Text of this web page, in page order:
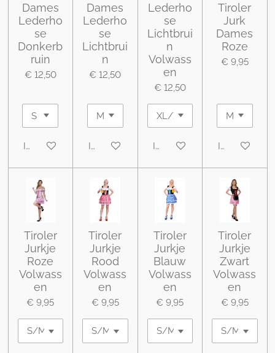
Dames
Lederho
se
Donkerb
ruin
€ 12,50
In winkelwagen
Dames
Lederho
se
Lichtbrui
n
€ 12,50
In winkelwagen
Lederho
se
Lichtbrui
n
Volwass
en
€ 12,50
In winkelwagen
Tiroler
Jurk
Dames
Roze
€ 9,95
In
Tiroler
Jurkje
Roze
Volwass
en
€ 9,95
Tiroler
Jurkje
Rood
Volwass
en
€ 9,95
Tiroler
Jurkje
Blauw
Volwass
en
€ 9,95
Tiroler
Jurkje
Zwart
Volwass
en
€ 9,95